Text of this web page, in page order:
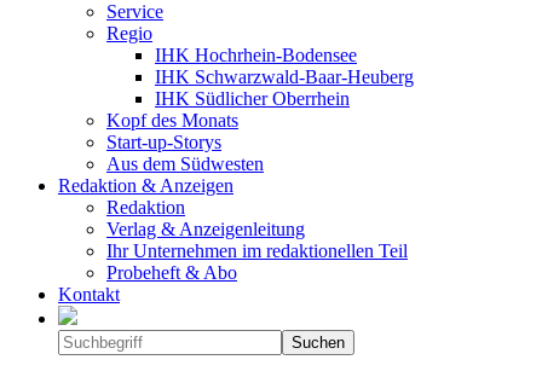
Service
Regio
IHK Hochrhein-Bodensee
IHK Schwarzwald-Baar-Heuberg
IHK Südlicher Oberrhein
Kopf des Monats
Start-up-Storys
Aus dem Südwesten
Redaktion & Anzeigen
Redaktion
Verlag & Anzeigenleitung
Ihr Unternehmen im redaktionellen Teil
Probeheft & Abo
Kontakt